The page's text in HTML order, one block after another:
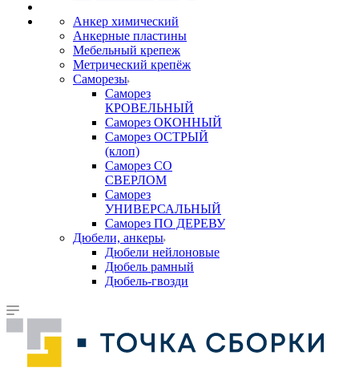
Анкер химический
Анкерные пластины
Мебельный крепеж
Метрический крепёж
Саморезы
Саморез
КРОВЕЛЬНЫЙ
Саморез ОКОННЫЙ
Саморез ОСТРЫЙ
(клоп)
Саморез СО
СВЕРЛОМ
Саморез
УНИВЕРСАЛЬНЫЙ
Саморез ПО ДЕРЕВУ
Дюбели, анкеры
Дюбели нейлоновые
Дюбель рамный
Дюбель-гвозди